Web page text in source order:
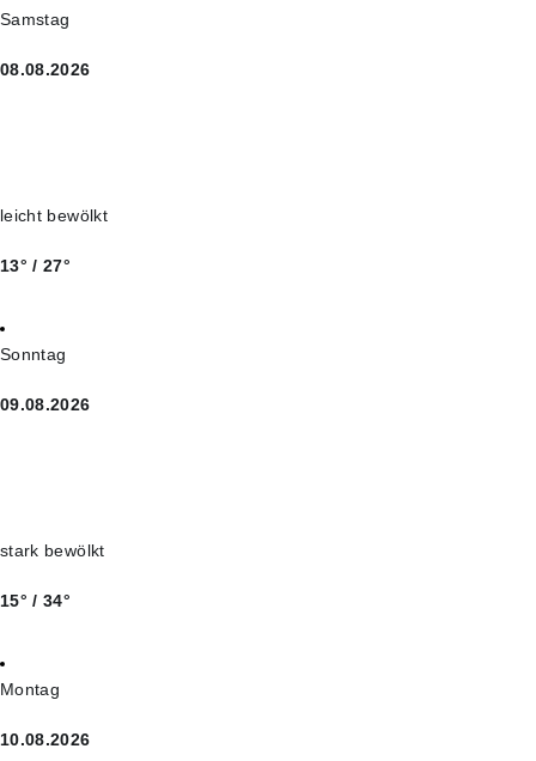
Samstag
08.08.2026
leicht bewölkt
13° / 27°
Sonntag
09.08.2026
stark bewölkt
15° / 34°
Montag
10.08.2026